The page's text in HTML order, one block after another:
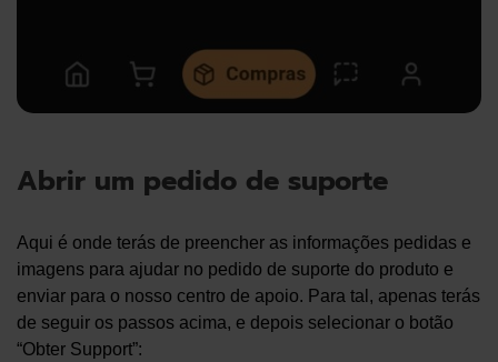
Abrir um pedido de suporte
Aqui é onde terás de preencher as informações pedidas e
imagens para ajudar no pedido de suporte do produto e
enviar para o nosso centro de apoio. Para tal, apenas terás
de seguir os passos acima, e depois selecionar o botão
“Obter Support”: